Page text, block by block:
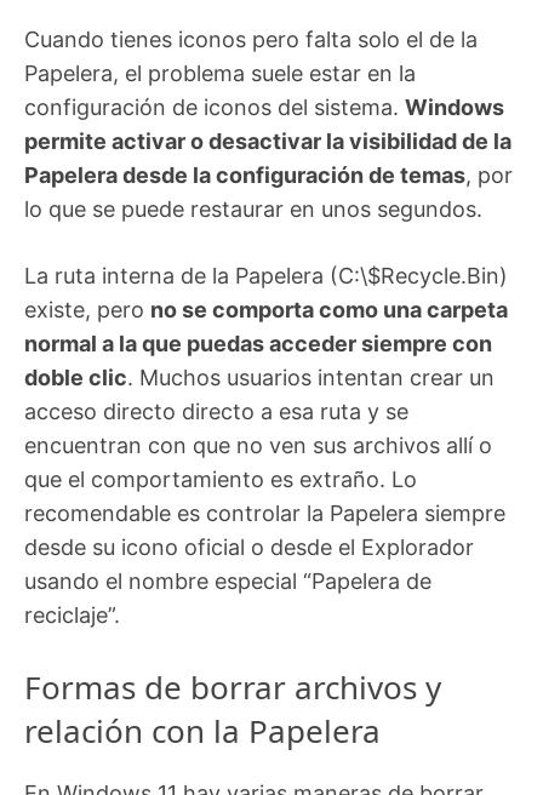
Cuando tienes iconos pero falta solo el de la
Papelera, el problema suele estar en la
configuración de iconos del sistema. Windows
permite activar o desactivar la visibilidad de la
Papelera desde la configuración de temas, por
lo que se puede restaurar en unos segundos.
La ruta interna de la Papelera (C:\$Recycle.Bin)
existe, pero no se comporta como una carpeta
normal a la que puedas acceder siempre con
doble clic. Muchos usuarios intentan crear un
acceso directo directo a esa ruta y se
encuentran con que no ven sus archivos allí o
que el comportamiento es extraño. Lo
recomendable es controlar la Papelera siempre
desde su icono oficial o desde el Explorador
usando el nombre especial “Papelera de
reciclaje”.
Formas de borrar archivos y
relación con la Papelera